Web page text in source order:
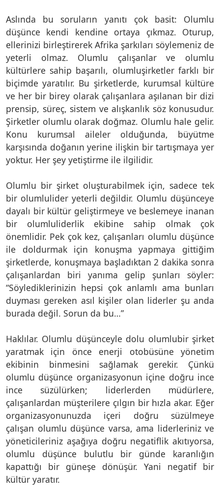
Aslında bu soruların yanıtı çok basit: Olumlu
düşünce kendi kendine ortaya çıkmaz. Oturup,
ellerinizi birleştirerek Afrika şarkıları söylemeniz de
yeterli olmaz. Olumlu çalışanlar ve olumlu
kültürlere sahip başarılı, olumluşirketler farklı bir
biçimde yaratılır. Bu şirketlerde, kurumsal kültüre
ve her bir birey olarak çalışanlara aşılanan bir dizi
prensip, süreç, sistem ve alışkanlık söz konusudur.
Şirketler olumlu olarak doğmaz. Olumlu hale gelir.
Konu kurumsal aileler olduğunda, büyütme
karşısında doğanın yerine ilişkin bir tartışmaya yer
yoktur. Her şey yetiştirme ile ilgilidir.
Olumlu bir şirket oluşturabilmek için, sadece tek
bir olumlulider yeterli değildir. Olumlu düşünceye
dayalı bir kültür geliştirmeye ve beslemeye inanan
bir olumluliderlik ekibine sahip olmak çok
önemlidir. Pek çok kez, çalışanları olumlu düşünce
ile doldurmak için konuşma yapmaya gittiğim
şirketlerde, konuşmaya başladıktan 2 dakika sonra
çalışanlardan biri yanıma gelip şunları söyler:
“Söylediklerinizin hepsi çok anlamlı ama bunları
duyması gereken asıl kişiler olan liderler şu anda
burada değil. Sorun da bu…”
Haklılar. Olumlu düşünceyle dolu olumlubir şirket
yaratmak için önce enerji otobüsüne yönetim
ekibinin binmesini sağlamak gerekir. Çünkü
olumlu düşünce organizasyonun içine doğru ince
ince süzülürken; liderlerden müdürlere,
çalışanlardan müşterilere çılgın bir hızla akar. Eğer
organizasyonunuzda içeri doğru süzülmeye
çalışan olumlu düşünce varsa, ama liderleriniz ve
yöneticileriniz aşağıya doğru negatiflik akıtıyorsa,
olumlu düşünce bulutlu bir günde karanlığın
kapattığı bir güneşe dönüşür. Yani negatif bir
kültür yaratır.